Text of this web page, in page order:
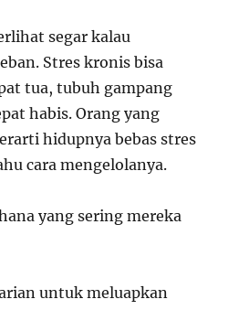
segar kalau
Stres kronis bisa
tua, tubuh gampang
habis. Orang yang
hidupnya bebas stres
cara mengelolanya.
yang sering mereka
untuk meluapkan